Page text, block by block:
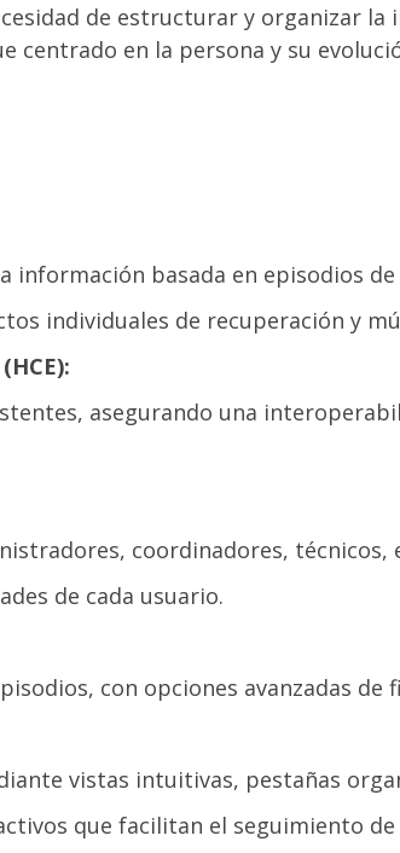
de estructurar y organizar
centrado en la persona y su
basada en episodios
individuales de recuperación y
asegurando una
coordinadores, técnicos,
de cada usuario.
con opciones avanzadas de
vistas intuitivas, pestañas
que facilitan el seguimiento